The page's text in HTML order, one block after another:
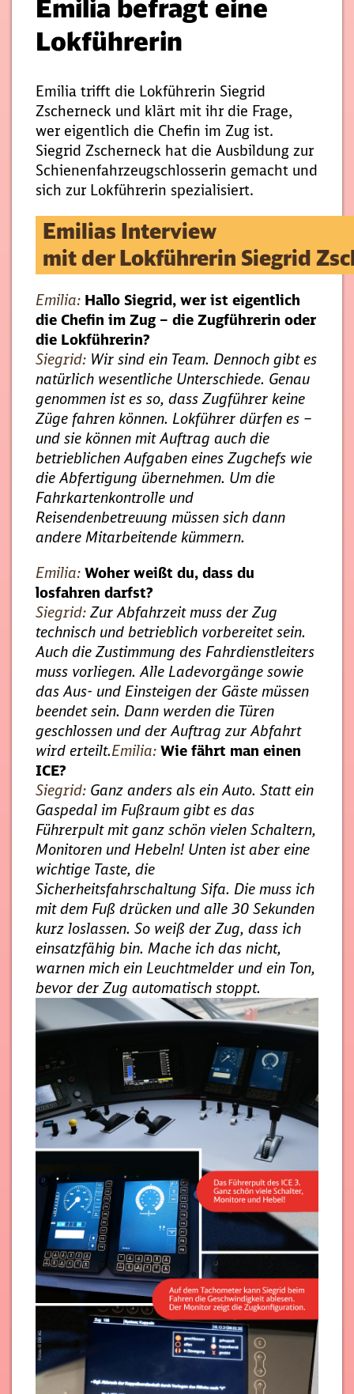
Emilia befragt eine
Lokführerin
Emilia trifft die Lokführerin Siegrid
Zscherneck und klärt mit ihr die Frage,
wer eigentlich die Chefin im Zug ist.
Siegrid Zscherneck hat die Ausbildung zur
Schienenfahrzeugschlosserin gemacht und
sich zur Lokführerin spezialisiert.
Emilias Interview
mit der Lokführerin Siegrid
Emilia: Hallo Siegrid, wer ist eigentlich
die Chefin im Zug – die Zugführerin oder
die Lokführerin?
Siegrid: Wir sind ein Team. Dennoch gibt es
natürlich wesentliche Unterschiede. Genau
genommen ist es so, dass Zugführer keine
Züge fahren können. Lokführer dürfen es –
und sie können mit Auftrag auch die
betrieblichen Aufgaben eines Zugchefs wie
die Abfertigung übernehmen. Um die
Fahrkartenkontrolle und
Reisendenbetreuung müssen sich dann
andere Mitarbeitende kümmern.
Emilia: Woher weißt du, dass du
losfahren darfst?
Siegrid: Zur Abfahrzeit muss der Zug
technisch und betrieblich vorbereitet sein.
Auch die Zustimmung des Fahrdienstleiters
muss vorliegen. Alle Ladevorgänge sowie
das Aus- und Einsteigen der Gäste müssen
beendet sein. Dann werden die Türen
geschlossen und der Auftrag zur Abfahrt
wird erteilt.Emilia: Wie fährt man einen
ICE?
Siegrid: Ganz anders als ein Auto. Statt ein
Gaspedal im Fußraum gibt es das
Führerpult mit ganz schön vielen Schaltern,
Monitoren und Hebeln! Unten ist aber eine
wichtige Taste, die
Sicherheitsfahrschaltung Sifa. Die muss ich
mit dem Fuß drücken und alle 30 Sekunden
kurz loslassen. So weiß der Zug, dass ich
einsatzfähig bin. Mache ich das nicht,
warnen mich ein Leuchtmelder und ein Ton,
bevor der Zug automatisch stoppt.